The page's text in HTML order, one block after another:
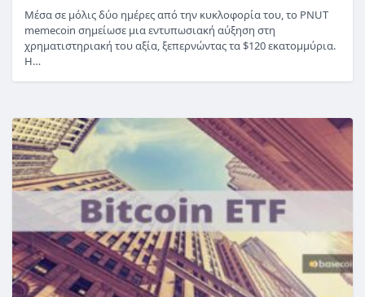
Μέσα σε μόλις δύο ημέρες από την κυκλοφορία του, το PNUT
memecoin σημείωσε μια εντυπωσιακή αύξηση στη
χρηματιστηριακή του αξία, ξεπερνώντας τα $120 εκατομμύρια.
Η…